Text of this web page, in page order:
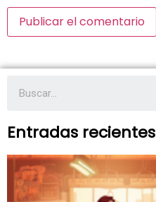
Entradas recientes